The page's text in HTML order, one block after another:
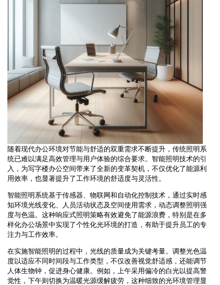
随着现代办公环境对节能与舒适的双重需求不断提升，传统照明系
统已难以满足高效管理与用户体验的综合要求。智能照明技术的引
入，为写字楼办公空间带来了全新的变革契机，不仅优化了能源利
用效率，也显著提升了工作环境的舒适度与灵活性。
智能照明系统基于传感器、物联网和自动化控制技术，通过实时感
知环境光线变化、人员活动状态及空间使用需求，动态调整照明强
度与色温。这种响应式照明策略有效避免了能源浪费，特别是在多
样化办公场景中实现了个性化光环境的打造，有助于提升员工的专
注力与工作效率。
在实施智能照明的过程中，光线的质量成为关键考量。调整光色温
度以适应不同时间段与工作类型，不仅改善视觉舒适感，还能调节
人体生物钟，促进身心健康。例如，上午采用偏冷的白光以提高警
觉性，下午则切换为温暖光源缓解疲劳，这种细致的光环境管理显